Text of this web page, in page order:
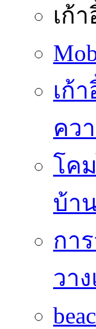
เก้
เก้
คว
โค
บ้า
กา
วา